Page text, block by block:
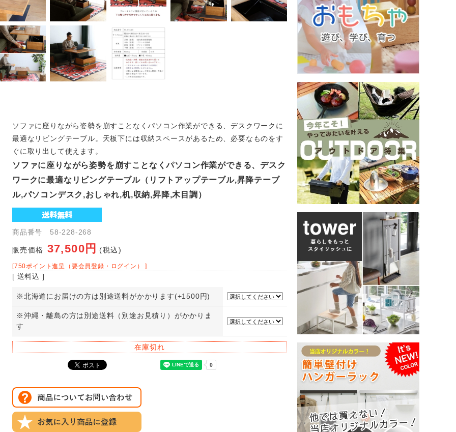
ソファに座りながら姿勢を崩すことなくパソコン作業ができる、デスクワークに
最適なリビングテーブル。天板下には収納スペースがあるため、必要なものをす
ぐに取り出して使えます。
ソファに座りながら姿勢を崩すことなくパソコン作業ができる、デスク
ワークに最適なリビングテーブル（リフトアップテーブル,昇降テーブ
ル,パソコンデスク,おしゃれ,机,収納,昇降,木目調）
商品番号 58-228-268
販売価格 37,500円 (税込)
[750ポイント進呈（要会員登録・ログイン） ]
[ 送料込 ]
※北海道にお届けの方は別途送料がかかります(+1500円)
※沖縄・離島の方は別途送料（別途お見積り）がかかりま
す
在庫切れ